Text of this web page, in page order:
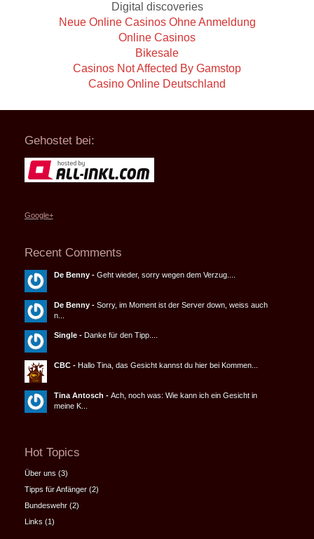
Digital discoveries
Neue Online Casinos Ohne Anmeldung
Online Casinos
Bikesale
Casinos Not Affected By Gamstop
Casino Online Deutschland
Gehostet bei:
Google+
Recent Comments
De Benny- Geht wieder, sorry wegen dem Verzug....
De Benny- Sorry, im Moment ist der Server down, weiss auch
n...
Single- Danke für den Tipp....
CBC- Hallo Tina, das Gesicht kannst du hier bei Kommen...
Tina Antosch - Ach, noch was: Wie kann ich ein Gesicht in
meine K...
Hot Topics
Über uns (3)
Tipps für Anfänger(2)
Bundeswehr(2)
Links (1)